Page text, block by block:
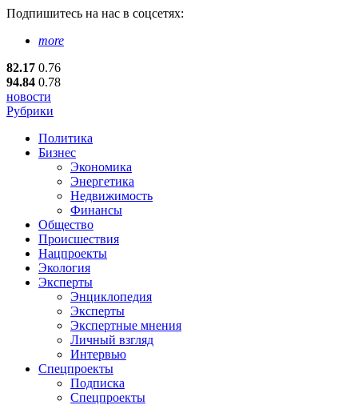
Подпишитесь на нас в соцсетях:
more
82.17 0.76
94.84 0.78
новости
Рубрики
Политика
Бизнес
Экономика
Энергетика
Недвижимость
Финансы
Общество
Происшествия
Нацпроекты
Экология
Эксперты
Энциклопедия
Эксперты
Экспертные мнения
Личный взгляд
Интервью
Спецпроекты
Подписка
Спецпроекты